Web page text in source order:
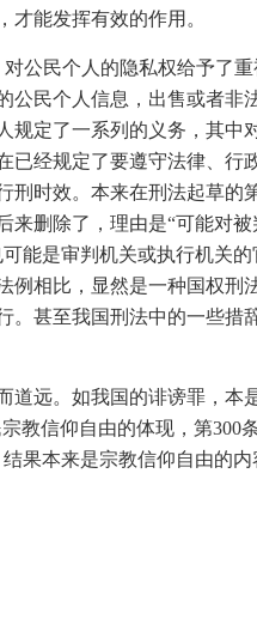
能发挥有效的作用。
公民个人的隐私权给予了重
民个人信息，出售或者非
规定了一系列的义务，其中
已经规定了要遵守法律、行
时效。本来在刑法起草的
删除了，理由是“可能对
能是审判机关或执行机关
相比，显然是一种国权刑
甚至我国刑法中的一些措
远。如我国的诽谤罪，本
教信仰自由的体现，第300
果本来是宗教信仰自由的内